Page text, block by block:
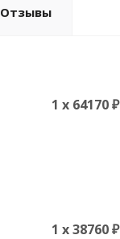
Отзывы
1 x 64170 ₽
1 x 38760 ₽